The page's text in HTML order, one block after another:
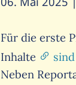
Für die erste
Inhalte
Neben